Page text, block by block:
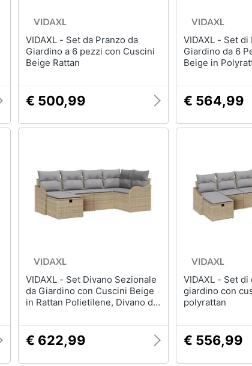
VIDAXL - Set da Pranzo da
Giardino a 6 pezzi con Cuscini
Beige Rattan
€ 500,99
VIDAXL - Set di Divani da
Giardino da 6
Beige in
€ 564,99
VIDAXL - Set Divano Sezionale
da Giardino con Cuscini Beige
in Rattan Polietilene, Divano da
Polietilene
€ 622,99
VIDAXL - Set di divani da
giardino con
polyrattan
€ 556,99